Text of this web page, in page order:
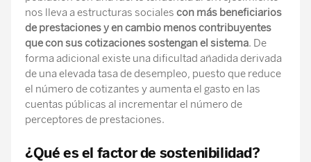
nos lleva a estructuras sociales con más beneficiarios
de prestaciones y en cambio menos contribuyentes
que con sus cotizaciones sostengan el sistema. De
forma adicional existe una dificultad añadida derivada
de una elevada tasa de desempleo, puesto que reduce
el número de cotizantes y aumenta el gasto en las
cuentas públicas al incrementar el número de
perceptores de prestaciones.
¿Qué es el factor de sostenibilidad?